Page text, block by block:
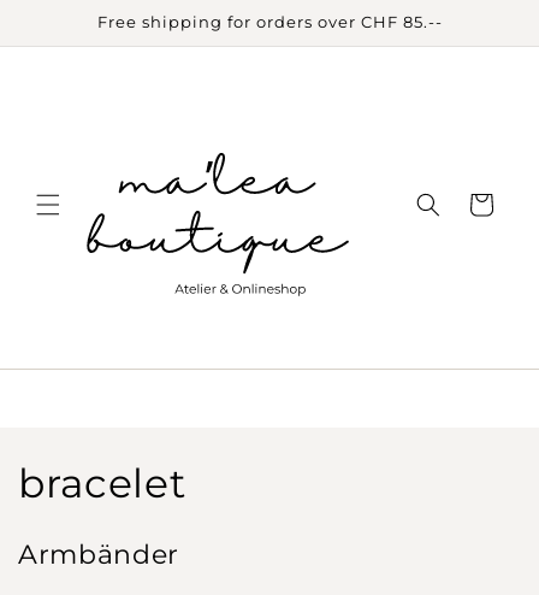
Skip toFree shipping for orders over CHF 85.--
Cart
C
o
bracelet
Armbänder